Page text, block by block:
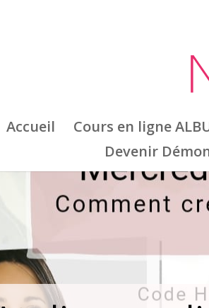
Accueil Cours en ligne
Devenir